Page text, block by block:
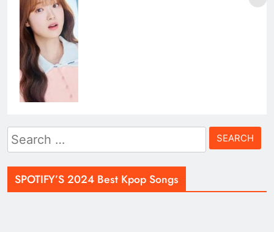
Search
for:
SPOTIFY’S 2024 Best Kpop Songs